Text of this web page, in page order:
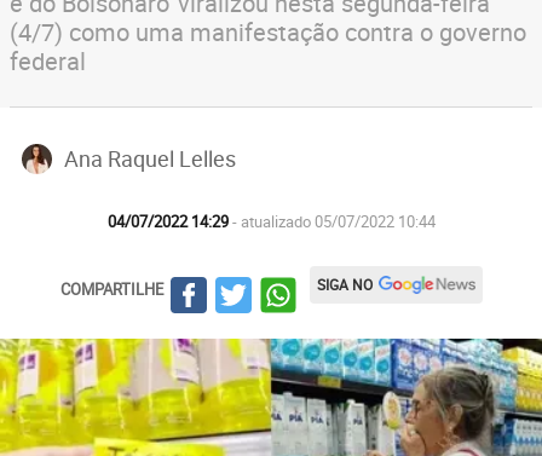
(4/7) como uma manifestação contra o governo
federal
Ana Raquel Lelles
04/07/2022 14:29- atualizado 05/07/2022 10:44
COMPARTILHE SIGA NO